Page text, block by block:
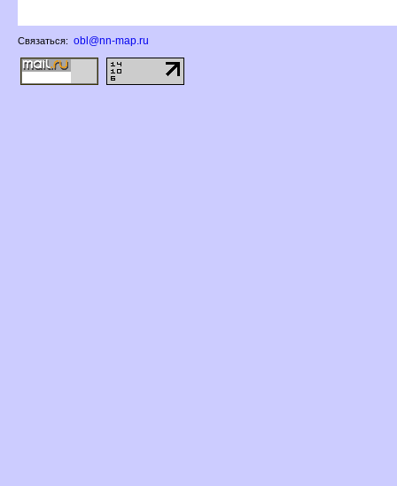
Связаться: obl@nn-map.ru